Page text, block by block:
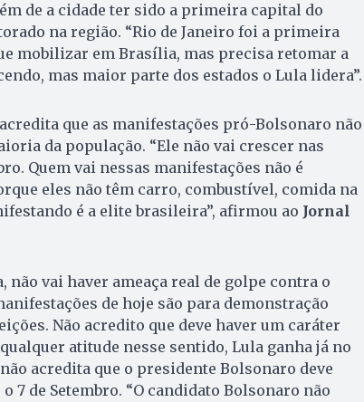
de a cidade ter sido a primeira capital do
na região. “Rio de Janeiro foi a primeira
mobilizar em Brasília, mas precisa retomar a
mas maior parte dos estados o Lula lidera”.
que as manifestações pró-Bolsonaro não
da população. “Ele não vai crescer nas
Quem vai nessas manifestações não é
eles não têm carro, combustível, comida na
é a elite brasileira”, afirmou ao Jornal
não vai haver ameaça real de golpe contra o
de hoje são para demonstração
Não acredito que deve haver um caráter
atitude nesse sentido, Lula ganha já no
acredita que o presidente Bolsonaro deve
7 de Setembro. “O candidato Bolsonaro não